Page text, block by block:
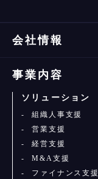
会社情報
事業内容
ソリューション
組織人事支援
営業支援
経営支援
M&A支援
ファイナンス支援